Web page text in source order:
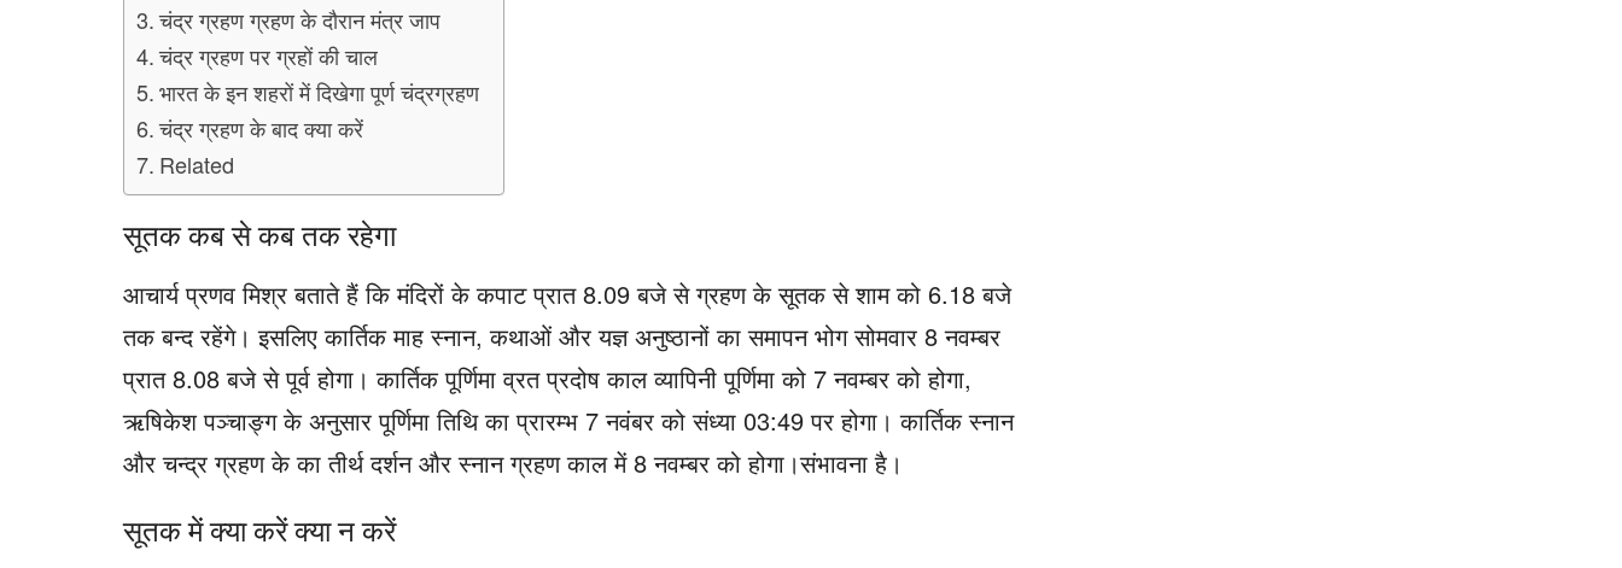
चंद्र ग्रहण ग्रहण के दौरान मंत्र जाप
चंद्र ग्रहण पर ग्रहों की चाल
भारत के इन शहरों में दिखेगा पूर्ण चंद्रग्रहण
चंद्र ग्रहण के बाद क्या करें
Related
सूतक कब से कब तक रहेगा
आचार्य प्रणव मिश्र बताते हैं कि मंदिरों के कपाट प्रात 8.09 बजे से ग्रहण के सूतक से शाम को 6.18 बजे
तक बन्द रहेंगे। इसलिए कार्तिक माह स्नान, कथाओं और यज्ञ अनुष्ठानों का समापन भोग सोमवार 8 नवम्बर
प्रात 8.08 बजे से पूर्व होगा। कार्तिक पूर्णिमा व्रत प्रदोष काल व्यापिनी पूर्णिमा को 7 नवम्बर को होगा,
ऋषिकेश पञ्चाङ्ग के अनुसार पूर्णिमा तिथि का प्रारम्भ 7 नवंबर को संध्या 03:49 पर होगा। कार्तिक स्नान
और चन्द्र ग्रहण के का तीर्थ दर्शन और स्नान ग्रहण काल में 8 नवम्बर को होगा।संभावना है।
सूतक में क्या करें क्या न करें